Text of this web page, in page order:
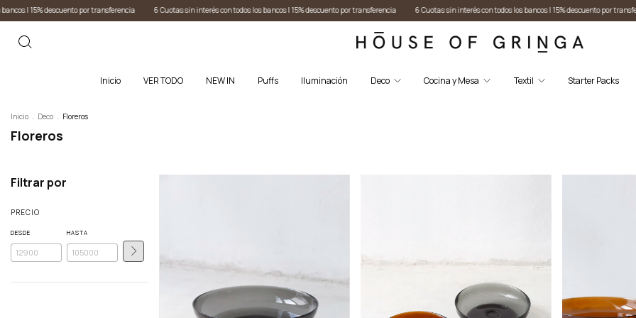
6 Cuotas sin interés con todos los bancos I 15% descuento por transferencia 6 Cuotas sin interés con todos los bancos I 15% descuento por transferencia 6 Cuotas sin interés con
Inicio VER TODO NEW IN Puffs Iluminación Deco Cocina y Mesa Textil Starter Packs
Inicio Deco Floreros
Floreros
Filtrar por
PRECIO
DESDE HASTA